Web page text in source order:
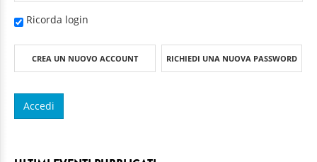
Ricorda login
CREA UN NUOVO ACCOUNT RICHIEDI UNA NUOVA PASSWORD